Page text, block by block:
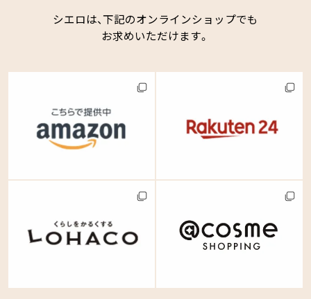
シエロは、下記のオンラインショップでも
お求めいただけます。